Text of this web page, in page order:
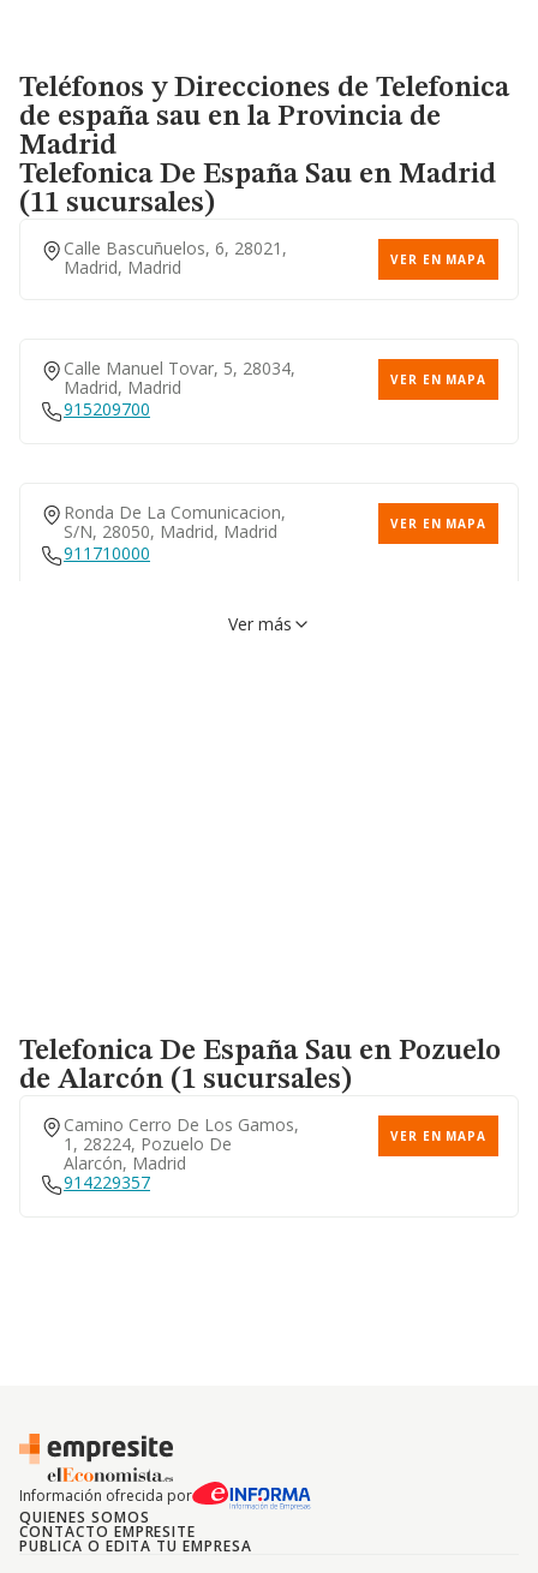
Teléfonos y Direcciones de Telefonica
de españa sau en la Provincia de
Madrid
Telefonica De España Sau en Madrid
(11 sucursales)
Calle Bascuñuelos, 6, 28021,
Madrid, Madrid
VER EN MAPA
Calle Manuel Tovar, 5, 28034,
Madrid, Madrid
VER EN MAPA
915209700
Ronda De La Comunicacion,
S/n, 28050, Madrid, Madrid
VER EN MAPA
911710000
Calle Condesa De Venadito, 7,
28027, Madrid, Madrid
VER EN MAPA
Calle Julian Camarillo, 8,
28037, Madrid, Madrid
Calle Serrano Galvache, 56,
28033, Madrid, Madrid
913008587
Ver más
Telefonica De España Sau en Pozuelo
de Alarcón (1 sucursales)
Camino Cerro De Los Gamos,
1, 28224, Pozuelo De
Alarcón, Madrid
VER EN MAPA
914229357
Información ofrecida por
QUIENES SOMOS
CONTACTO EMPRESITE
PUBLICA O EDITA TU EMPRESA